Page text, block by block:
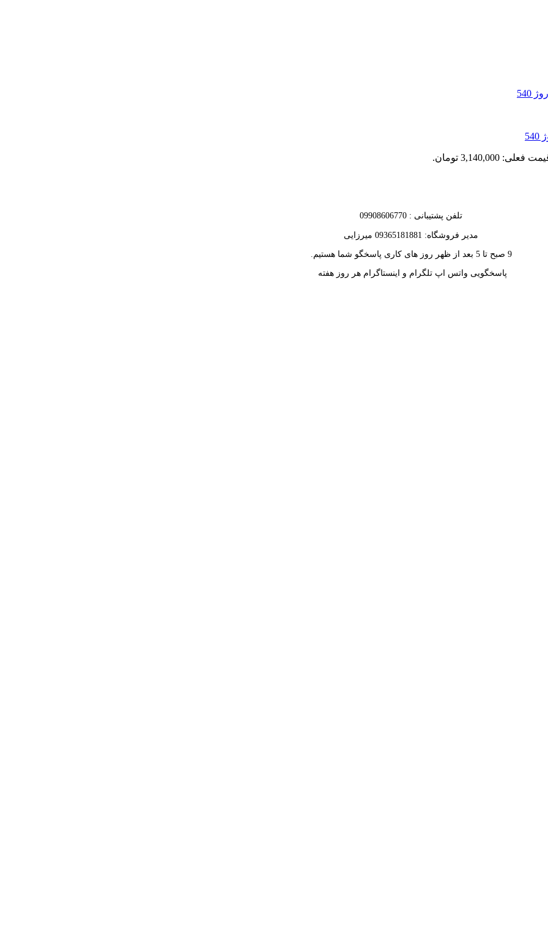
فعلی: 3,140,000 تومان.
تلفن پشتیبانی : 09908606770
مدیر فروشگاه: 09365181881 میرزایی
9 صبح تا 5 بعد از ظهر روز های کاری پاسخگو شما هستیم.
پاسخگویی واتس اپ تلگرام و اینستاگرام هر روز هفته